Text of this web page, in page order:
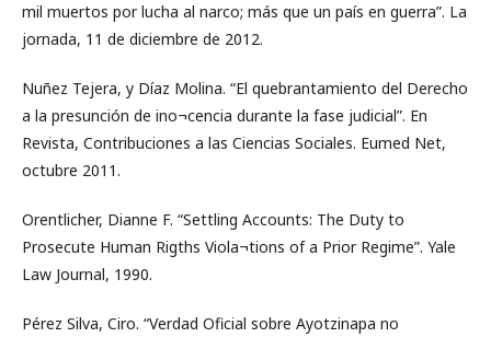
mil muertos por lucha al narco; más que un país en guerra”. La
jornada, 11 de diciembre de 2012.
Nuñez Tejera, y Díaz Molina. “El quebrantamiento del Derecho
a la presunción de ino¬cencia durante la fase judicial”. En
Revista, Contribuciones a las Ciencias Sociales. Eumed Net,
octubre 2011.
Orentlicher, Dianne F. “Settling Accounts: The Duty to
Prosecute Human Rigths Viola¬tions of a Prior Regime”. Yale
Law Journal, 1990.
Pérez Silva, Ciro. “Verdad Oficial sobre Ayotzinapa no